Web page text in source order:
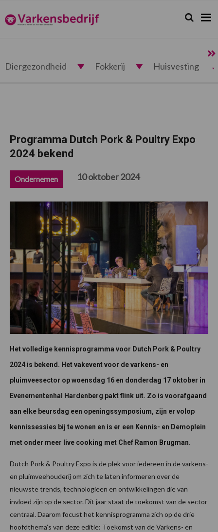
de
hoofdnavigatie
de
hoofd
de
eerste
de
voettekst
Varkensbedrijf.nl Zoeken...
Zoek
Diergezondheid Fokkerij Huisvesting
Programma Dutch Pork & Poultry Expo
2024 bekend
Ondernemen 10 oktober 2024
Het volledige kennisprogramma voor Dutch Pork & Poultry
2024 is bekend. Het vakevent voor de varkens- en
pluimveesector op woensdag 16 en donderdag 17 oktober in
Evenementenhal Hardenberg pakt flink uit. Zo is voorafgaand
aan elke beursdag een openingssymposium, zijn er volop
kennissessies bij te wonen en is er een Kennis- en Demoplein
met onder meer live cooking met Chef Ramon Brugman.
Dutch Pork & Poultry Expo is de plek voor iedereen in de varkens-
en pluimveehouderij om zich te laten informeren over de
nieuwste trends, technologieën en ontwikkelingen die van
invloed zijn op de sector. Dit jaar staat de toekomst van de sector
centraal. Daarom focust het kennisprogramma zich op de drie
hoofdthema’s van deze editie: Toekomst van de Varkens- en